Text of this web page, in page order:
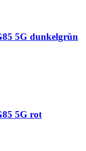
5G dunkelgrün
5G rot